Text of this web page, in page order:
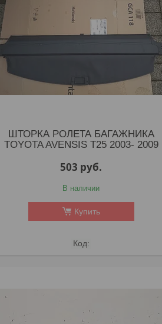
ШТОРКА РОЛЕТА БАГАЖНИКА
TOYOTA AVENSIS T25 2003- 2009
503 руб.
В наличии
Купить